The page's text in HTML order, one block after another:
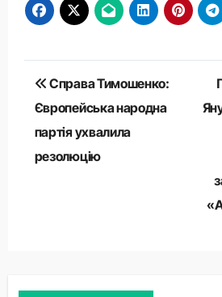
Навігація
записів
Справа Тимошенко:
Європейська народна
партія ухвалила
резолюцію